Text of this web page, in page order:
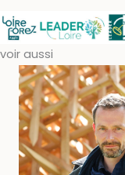
voir aussi